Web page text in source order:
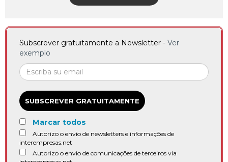
Subscrever gratuitamente a Newsletter - Ver
exemplo
SUBSCREVER GRATUITAMENTE
Marcar todos
Autorizo o envio de newsletters e informações de
interempresas.net
Autorizo o envio de comunicações de terceiros via